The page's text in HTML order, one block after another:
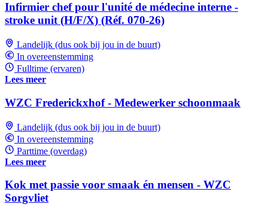
Infirmier chef pour l'unité de médecine interne -
stroke unit (H/F/X) (Réf. 070-26)
Landelijk (dus ook bij jou in de buurt)
In overeenstemming
Fulltime (ervaren)
Lees meer
WZC Frederickxhof - Medewerker schoonmaak
Landelijk (dus ook bij jou in de buurt)
In overeenstemming
Parttime (overdag)
Lees meer
Kok met passie voor smaak én mensen - WZC
Sorgvliet